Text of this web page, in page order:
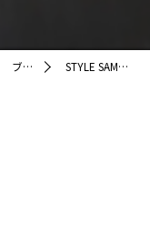
ブログ STYLE SAMPLE✔︎